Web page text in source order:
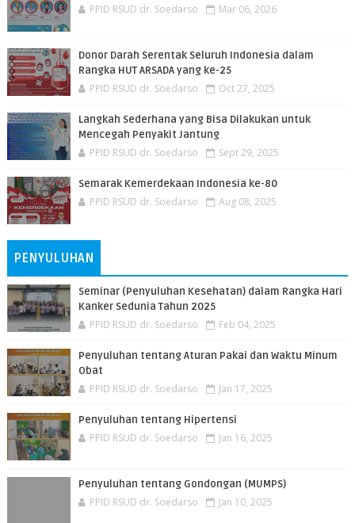
PPID RSUD dr. Soedarso Mar 06, 2026
Donor Darah Serentak Seluruh Indonesia dalam
Rangka HUT ARSADA yang ke-25
PPID RSUD dr. Soedarso Oct 27, 2025
Langkah Sederhana yang Bisa Dilakukan untuk
Mencegah Penyakit Jantung
PPID RSUD dr. Soedarso Sept 29, 2025
Semarak Kemerdekaan Indonesia ke-80
PPID RSUD dr. Soedarso Aug 08, 2025
PENYULUHAN
Seminar (Penyuluhan Kesehatan) dalam Rangka Hari
Kanker Sedunia Tahun 2025
PPID RSUD dr. Soedarso Feb 04, 2025
Penyuluhan tentang Aturan Pakai dan Waktu Minum
Obat
PPID RSUD dr. Soedarso Jan 17, 2025
Penyuluhan tentang Hipertensi
PPID RSUD dr. Soedarso Jan 16, 2025
Penyuluhan tentang Gondongan (MUMPS)
PPID RSUD dr. Soedarso Jan 10, 2025